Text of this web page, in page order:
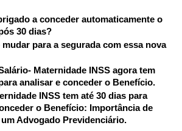
a conceder automaticamente o
30 dias?
para a segurada com essa nova
Maternidade INSS agora tem
analisar e conceder o Benefício.
INSS tem até 30 dias para
o Benefício: Importância de
Advogado Previdenciário.